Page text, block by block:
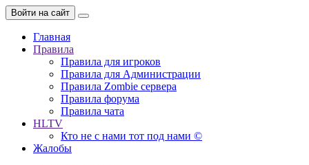
Войти на сайт
Главная
Правила
Правила для игроков
Правила для Администрации
Правила Zombie сервера
Правила форума
Правила чата
HLTV
Кто не с нами тот под нами ©
Жалобы